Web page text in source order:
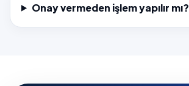
Onay vermeden işlem yapılır mı?